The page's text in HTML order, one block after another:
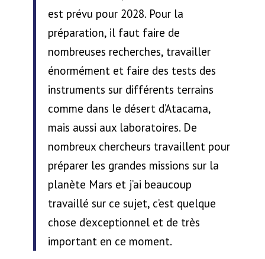
est prévu pour 2028. Pour la
préparation, il faut faire de
nombreuses recherches, travailler
énormément et faire des tests des
instruments sur différents terrains
comme dans le désert d’Atacama,
mais aussi aux laboratoires. De
nombreux chercheurs travaillent pour
préparer les grandes missions sur la
planète Mars et j’ai beaucoup
travaillé sur ce sujet, c’est quelque
chose d’exceptionnel et de très
important en ce moment.